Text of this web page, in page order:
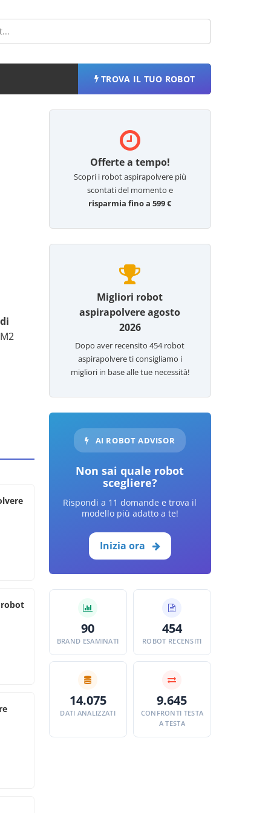
TROVA IL TUO ROBOT
robot
Offerte a tempo!
Scopri i robot aspirapolvere più
scontati del momento e
risparmia fino a 599 €
Migliori robot
aspirapolvere agosto
2026
Dopo aver recensito454robot
aspirapolvere ti consigliamo i
migliori in base alle tue necessità!
AI ROBOT ADVISOR
Non sai quale robot
scegliere?
Rispondi a 11 domande e trova il
modello più adatto a te!
Inizia ora
90
BRAND ESAMINATI
454
ROBOT RECENSITI
14.075
DATI ANALIZZATI
9.645
CONFRONTI TESTA
A TESTA